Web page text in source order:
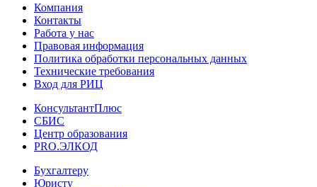
Компания
Контакты
Работа у нас
Правовая информация
Политика обработки персональных данных
Технические требования
Вход для РИЦ
КонсультантПлюс
СБИС
Центр образования
PRO.ЭЛКОД
Бухгалтеру
Юристу